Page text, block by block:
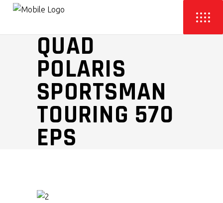
QUAD
POLARIS
SPORTSMAN
TOURING 570
EPS